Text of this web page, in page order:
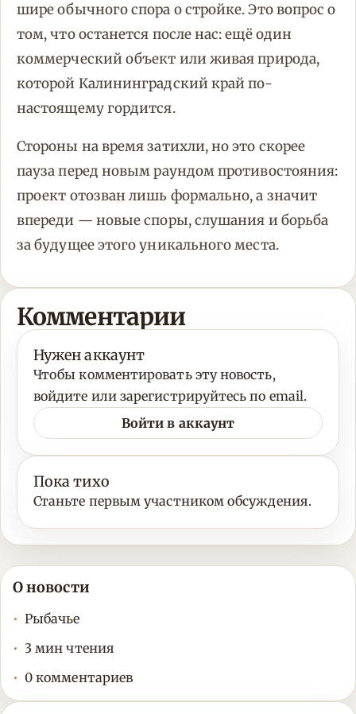
шире обычного спора о стройке. Это вопрос о
том, что останется после нас: ещё один
коммерческий объект или живая природа,
которой Калининградский край по-
настоящему гордится.
Стороны на время затихли, но это скорее
пауза перед новым раундом противостояния:
проект отозван лишь формально, а значит
впереди — новые споры, слушания и борьба
за будущее этого уникального места.
Комментарии
Нужен аккаунт
Чтобы комментировать эту новость,
войдите или зарегистрируйтесь по email.
Войти в аккаунт
Пока тихо
Станьте первым участником обсуждения.
О новости
Рыбачье
3 мин чтения
0 комментариев